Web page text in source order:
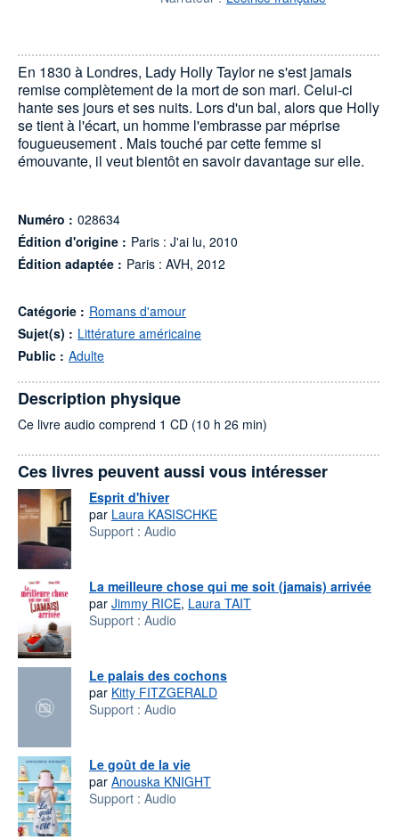
En 1830 à Londres, Lady Holly Taylor ne s'est jamais
remise complètement de la mort de son mari. Celui-ci
hante ses jours et ses nuits. Lors d'un bal, alors que Holly
se tient à l'écart, un homme l'embrasse par méprise
fougueusement . Mais touché par cette femme si
émouvante, il veut bientôt en savoir davantage sur elle.
Numéro : 028634
Édition d'origine : Paris : J'ai lu, 2010
Édition adaptée : Paris : AVH, 2012
Catégorie : Romans d'amour
Sujet(s) : Littérature américaine
Public : Adulte
Description physique
Ce livre audio comprend 1 CD (10 h 26 min)
Ces livres peuvent aussi vous intéresser
Esprit d'hiver
par Laura KASISCHKE
Support : Audio
La meilleure chose qui me soit (jamais) arrivée
par Jimmy RICE, Laura TAIT
Support : Audio
Le palais des cochons
par Kitty FITZGERALD
Support : Audio
Le goût de la vie
par Anouska KNIGHT
Support : Audio